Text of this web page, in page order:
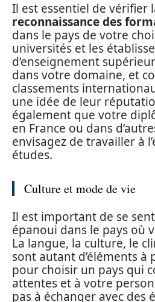
Il est essentiel de vérifier
reconnaissance des
dans le pays de votre
universités et les
d’enseignement
dans votre domaine, et
classements
une idée de leur
également que votre
en France ou dans
envisagez de travailler à
études.
Culture et mode de vie
Il est important de se
épanoui dans le pays où
La langue, la culture, le
sont autant d’éléments à
pour choisir un pays qui
attentes et à votre
pas à échanger avec des